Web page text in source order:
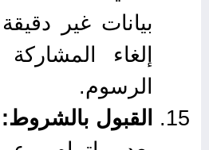
بيانات غير
إلغاء
الرسوم.
القبول بالشروط: